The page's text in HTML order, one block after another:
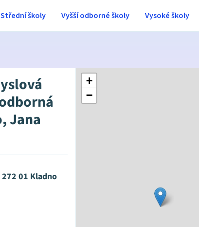
Střední školy Vyšší odborné školy Vysoké školy
Jana
01 Kladno
+
−